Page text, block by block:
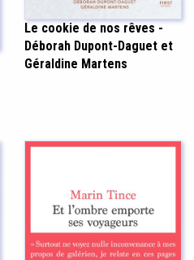
Le cookie de nos rêves -
Déborah Dupont-Daguet et
Géraldine Martens